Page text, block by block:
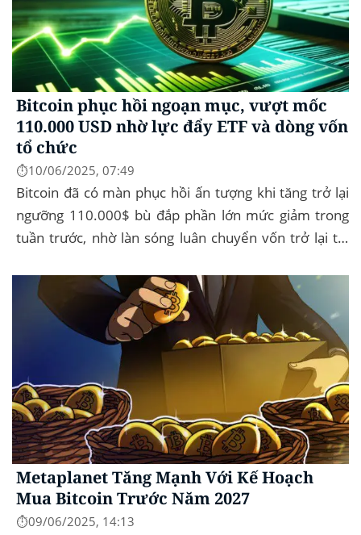
Bitcoin phục hồi ngoạn mục, vượt mốc
110.000 USD nhờ lực đẩy ETF và dòng vốn
tổ chức
⏱️10/06/2025, 07:49
Bitcoin đã có màn phục hồi ấn tượng khi tăng trở lại
ngưỡng 110.000$ bù đắp phần lớn mức giảm trong
tuần trước, nhờ làn sóng luân chuyển vốn trở lại thị
Metaplanet Tăng Mạnh Với Kế Hoạch
Mua Bitcoin Trước Năm 2027
⏱️09/06/2025, 14:13